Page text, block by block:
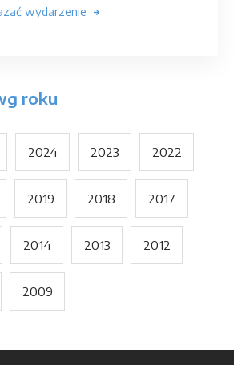
wydarzenie
roku
2024 2023 2022
2019 2018 2017
2014 2013 2012
2009